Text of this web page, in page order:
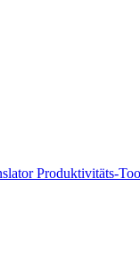
Produktivitäts-